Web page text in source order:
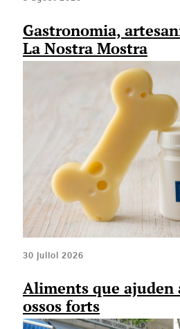
Gastronomia,
La Nostra Mostra
30 juliol 2026
Aliments que ajuden
ossos forts